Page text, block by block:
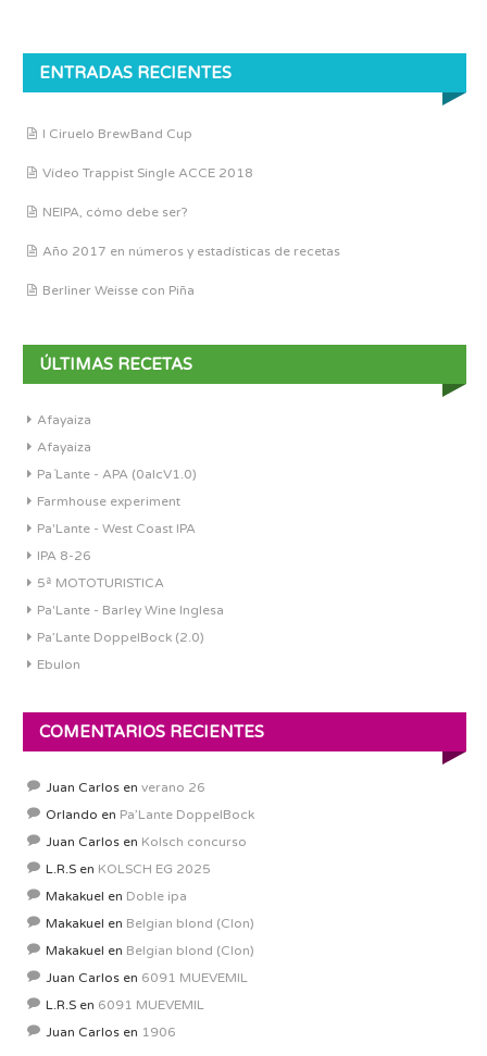
ENTRADAS RECIENTES
I Ciruelo BrewBand Cup
Vídeo Trappist Single ACCE 2018
NEIPA, cómo debe ser?
Año 2017 en números y estadísticas de recetas
Berliner Weisse con Piña
ÚLTIMAS RECETAS
Afayaiza
Afayaiza
Pa´Lante - APA (0alcV1.0)
Farmhouse experiment
Pa'Lante - West Coast IPA
IPA 8-26
5ª MOTOTURISTICA
Pa'Lante - Barley Wine Inglesa
Pa’Lante DoppelBock (2.0)
Ebulon
COMENTARIOS RECIENTES
Juan Carlos en verano 26
Orlando en Pa’Lante DoppelBock
Juan Carlos en Kolsch concurso
L.R.S en KOLSCH EG 2025
Makakuel en Doble ipa
Makakuel en Belgian blond (Clon)
Makakuel en Belgian blond (Clon)
Juan Carlos en 6091 MUEVEMIL
L.R.S en 6091 MUEVEMIL
Juan Carlos en 1906